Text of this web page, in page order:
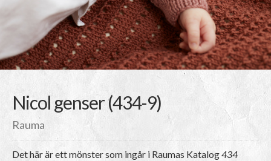
Nicol genser (434-9)
Rauma
Det här är ett mönster som ingår i Raumas Katalog434